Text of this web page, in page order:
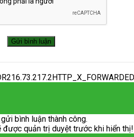
bình luận thành công.
được quản trị duyệt trước khi hiển thị!